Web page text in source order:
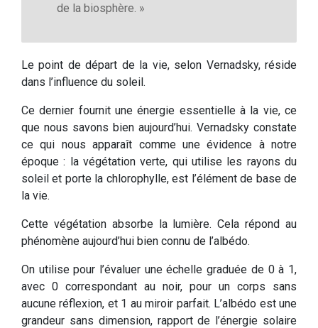
de la biosphère. »
Le point de départ de la vie, selon Vernadsky, réside
dans l’influence du soleil.
Ce dernier fournit une énergie essentielle à la vie, ce
que nous savons bien aujourd’hui. Vernadsky constate
ce qui nous apparaît comme une évidence à notre
époque : la végétation verte, qui utilise les rayons du
soleil et porte la chlorophylle, est l’élément de base de
la vie.
Cette végétation absorbe la lumière. Cela répond au
phénomène aujourd’hui bien connu de l’albédo.
On utilise pour l’évaluer une échelle graduée de 0 à 1,
avec 0 correspondant au noir, pour un corps sans
aucune réflexion, et 1 au miroir parfait. L’albédo est une
grandeur sans dimension, rapport de l’énergie solaire